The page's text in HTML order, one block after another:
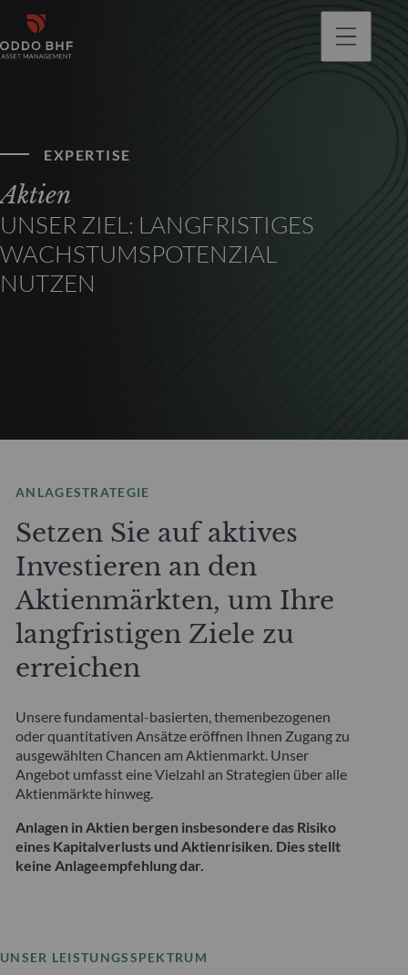
EXPERTISE
Aktien
UNSER ZIEL: LANGFRISTIGES
WACHSTUMSPOTENZIAL
NUTZEN
ANLAGESTRATEGIE
Setzen Sie auf aktives
Investieren an den
Aktienmärkten, um Ihre
langfristigen Ziele zu
erreichen
Unsere fundamental-basierten, themenbezogenen
oder quantitativen Ansätze eröffnen Ihnen Zugang zu
ausgewählten Chancen am Aktienmarkt. Unser
Angebot umfasst eine Vielzahl an Strategien über alle
Aktienmärkte hinweg.
Anlagen in Aktien bergen insbesondere das Risiko
eines Kapitalverlusts und Aktienrisiken. Dies stellt
keine Anlageempfehlung dar.
UNSER LEISTUNGSSPEKTRUM